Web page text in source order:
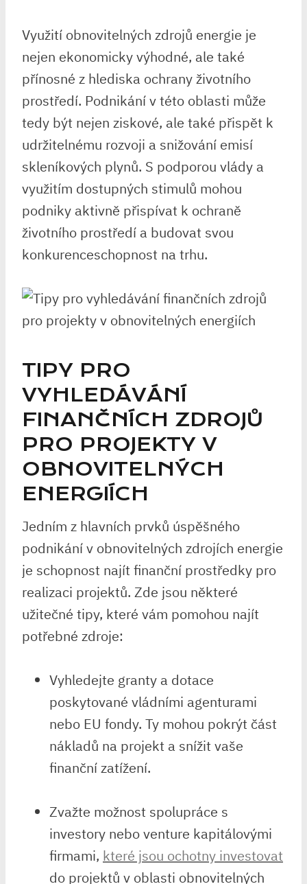
Využití obnovitelných zdrojů energie je
nejen ekonomicky výhodné, ale také
přínosné z hlediska ochrany životního
prostředí. Podnikání v této oblasti může
tedy být nejen ziskové, ale také přispět k
udržitelnému rozvoji a snižování emisí
skleníkových plynů. S podporou vlády a
využitím dostupných stimulů mohou
podniky aktivně přispívat k ochraně
životního prostředí a budovat svou
konkurenceschopnost na trhu.
TIPY PRO
VYHLEDÁVÁNÍ
FINANČNÍCH ZDROJŮ
PRO PROJEKTY V
OBNOVITELNÝCH
ENERGIÍCH
Jedním z hlavních prvků úspěšného
podnikání v obnovitelných zdrojích energie
je schopnost najít finanční prostředky pro
realizaci projektů. Zde jsou některé
užitečné tipy, které vám pomohou najít
potřebné zdroje:
Vyhledejte granty a dotace
poskytované vládními agenturami
nebo EU fondy. Ty mohou pokrýt část
nákladů na projekt a snížit vaše
finanční zatížení.
Zvažte možnost spolupráce s
investory nebo venture kapitálovými
firmami, které jsou ochotny investovat
do projektů v oblasti obnovitelných